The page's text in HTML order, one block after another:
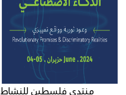
منتدى فلسطين للنشاط